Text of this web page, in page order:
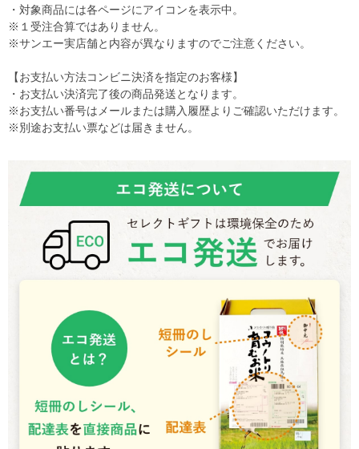
・対象商品には各ページにアイコンを表示中。
※１受注合算ではありません。
※サンエー実店舗と内容が異なりますのでご注意ください。
【お支払い方法コンビニ決済を指定のお客様】
・お支払い決済完了後の商品発送となります。
※お支払い番号はメールまたは購入履歴よりご確認いただけます。
※別途お支払い票などは届きません。